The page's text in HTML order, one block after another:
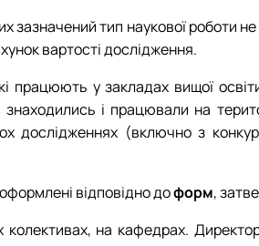
зазначений тип наукової роботи
вартості дослідження.
працюють у закладах вищої
і працювали на
дослідженнях (включно з
відповідно доформ,
на кафедрах.